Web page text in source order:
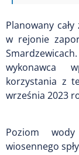
Planowany
w rejonie
wykonawca
korzystania z
września 2023
Poziom
wiosennego